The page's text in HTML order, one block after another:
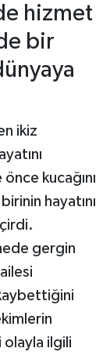
hizmet
bir
ikiz
kucağını
hayatını
gergin
ilgili